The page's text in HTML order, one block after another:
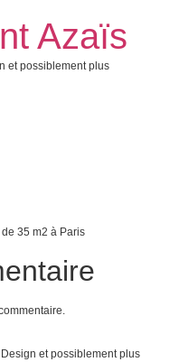
Azaïs
et possiblement plus
35 m2 à Paris
et possiblement plus